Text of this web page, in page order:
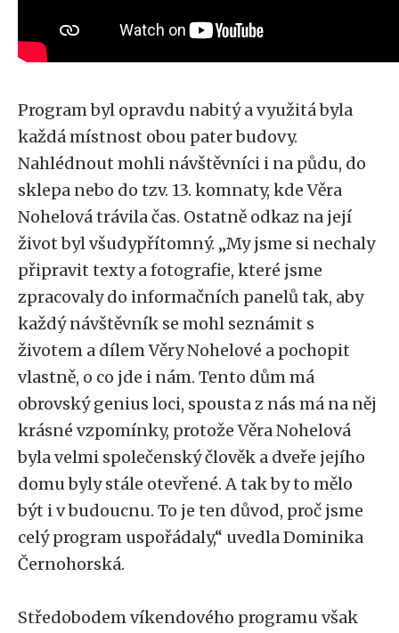
Program byl opravdu nabitý a využitá byla
každá místnost obou pater budovy.
Nahlédnout mohli návštěvníci i na půdu, do
sklepa nebo do tzv. 13. komnaty, kde Věra
Nohelová trávila čas. Ostatně odkaz na její
život byl všudypřítomný. „My jsme si nechaly
připravit texty a fotografie, které jsme
zpracovaly do informačních panelů tak, aby
každý návštěvník se mohl seznámit s
životem a dílem Věry Nohelové a pochopit
vlastně, o co jde i nám. Tento dům má
obrovský genius loci, spousta z nás má na něj
krásné vzpomínky, protože Věra Nohelová
byla velmi společenský člověk a dveře jejího
domu byly stále otevřené. A tak by to mělo
být i v budoucnu. To je ten důvod, proč jsme
celý program uspořádaly,“ uvedla Dominika
Černohorská.
Středobodem víkendového programu však